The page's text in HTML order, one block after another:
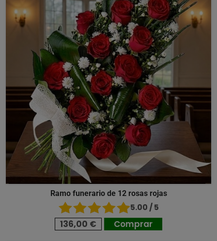
Ramo funerario de 12 rosas rojas
5.00 / 5
136,00 € Comprar